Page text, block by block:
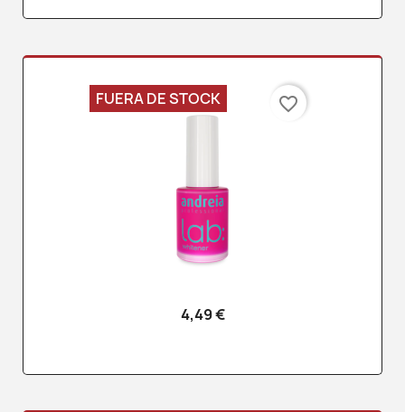
4,49 €
FUERA DE STOCK favorite_border